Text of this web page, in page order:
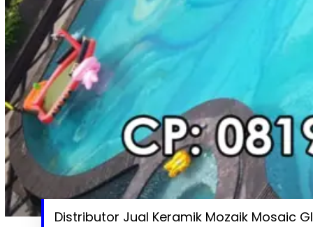
Distributor Jual Keramik Mozaik Mosaic